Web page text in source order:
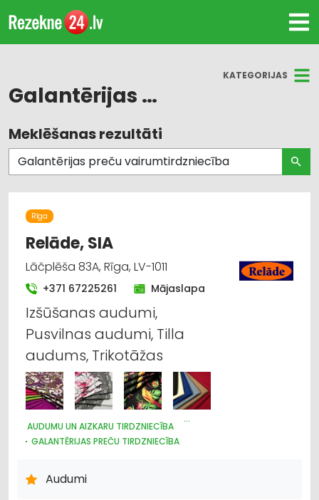
KATEGORIJAS
Galantērijas preču vairumtirdzniecība
Visas nozares
Audumu un aizkaru tirdzniecība
Galantērijas preču vairumtirdzniecība
Šūšanas piederumi, apģērbu furnitūra
Žalūzijas, aizkaru stieņi
Meklēšanas rezultāti
Rīga
Relāde, SIA
Lāčplēša 83A, Rīga, LV-1011
+371 67225261 Mājaslapa
Izšūšanas audumi,
Pusvilnas audumi, Tilla
audums, Trikotāžas
AUDUMU UN AIZKARU TIRDZNIECĪBA
GALANTĒRIJAS PREČU TIRDZNIECĪBA
ŠŪŠANAS PIEDERUMI, APĢĒRBU FURNITŪRA
ŽALŪZIJAS, AIZKARU STIEŅI
Audumi